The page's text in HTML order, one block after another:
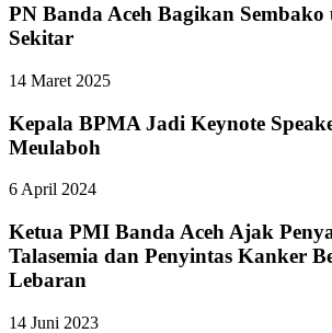
PN Banda Aceh Bagikan
Sekitar
14 Maret 2025
Kepala BPMA Jadi Keynote
Meulaboh
6 April 2024
Ketua PMI Banda Aceh Ajak
Talasemia dan Penyintas Kanker
Lebaran
14 Juni 2023